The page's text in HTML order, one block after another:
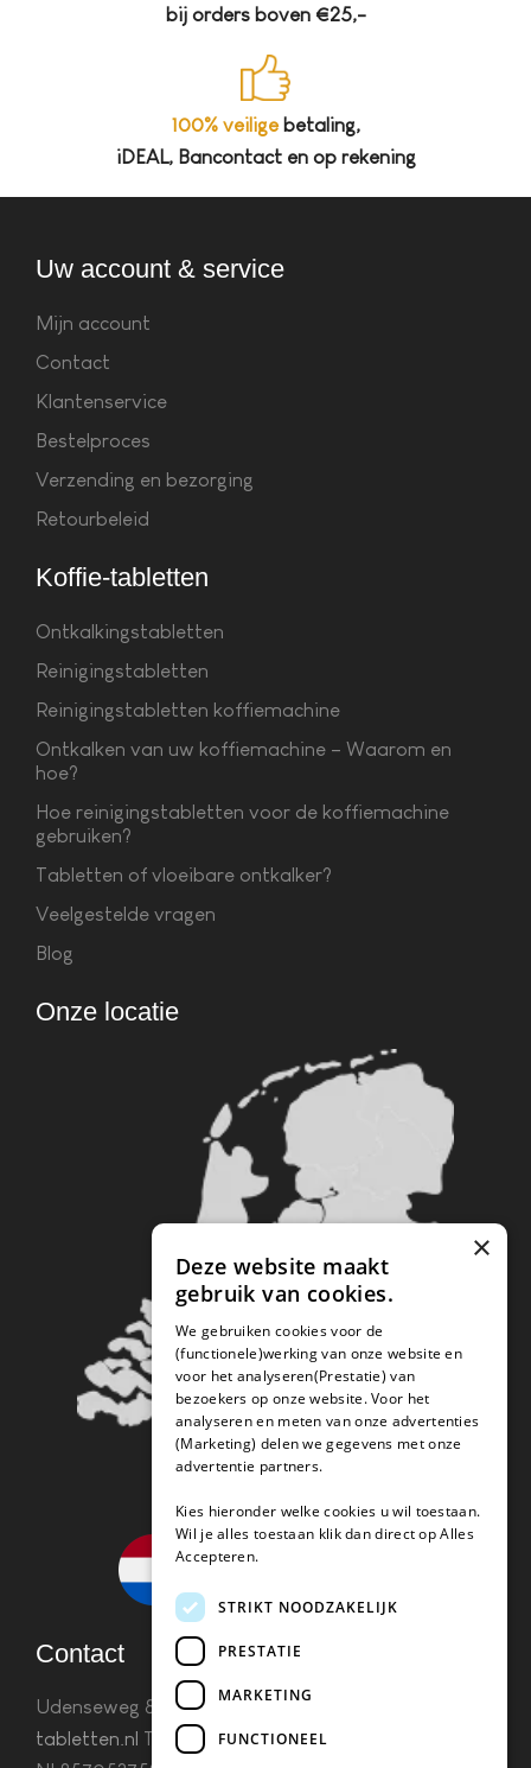
bij orders boven €25,-
100% veiligebetaling,
iDEAL, Bancontact en op rekening
Uw account & service
Mijn account
Contact
Klantenservice
Bestelproces
Verzending en bezorging
Retourbeleid
Koffie-tabletten
Ontkalkingstabletten
Reinigingstabletten
Reinigingstabletten koffiemachine
Ontkalken van uw koffiemachine – Waarom en
hoe?
Hoe reinigingstabletten voor de koffiemachine
gebruiken?
Tabletten of vloeibare ontkalker?
Veelgestelde vragen
Blog
Onze locatie
Contact
Udenseweg 8B 5405 PA Udeninfo(@)koffie-
tabletten.nl Tel. 085 782 5578KvK 67529623 Btw:
×
Deze website maakt
gebruik van cookies.
We gebruiken cookies voor de
(functionele)werking van onze website en
voor het analyseren(Prestatie) van
bezoekers op onze website. Voor het
analyseren en meten van onze advertenties
(Marketing) delen we gegevens met onze
advertentie partners.
Kies hieronder welke cookies u wil toestaan.
Wil je alles toestaan klik dan direct op Alles
Accepteren.
STRIKT NOODZAKELIJK
PRESTATIE
MARKETING
FUNCTIONEEL